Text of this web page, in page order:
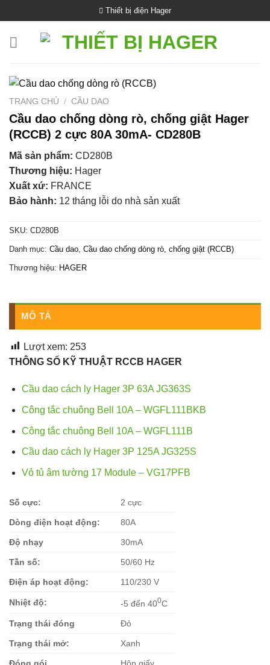
qua
nội
Thiết bị điện Hager
TRANG CHỦ / CẦU DAO
Cầu dao chống dòng rò, chống giật Hager
(RCCB) 2 cực 80A 30mA- CD280B
Mã sản phẩm: CD280B
Thương hiệu: Hager
Xuất xứ: FRANCE
Bảo hành: 12 tháng lỗi do nhà sản xuất
SKU: CD280B
Danh mục: Cầu dao Cầu dao chống dòng rò, chống giật (RCCB)
Thương hiệu: HAGER
MÔ TẢ
Lượt xem: 253
THÔNG SỐ KỸ THUẬT RCCB HAGER
Cầu dao cách ly Hager 3P 63A JG363S
Công tắc chuông Bell 10A – WGFL111BKB
Công tắc chuông Bell 10A – WGFL111B
Cầu dao cách ly Hager 3P 125A JG325S
Vỏ tủ âm tường 17 Module – VG17PFB
Số cực: 2 cực
Dòng điện hoạt động: 80A
Độ nhạy 30mA
Tần số: 50/60 Hz
Điện áp hoạt động: 110/230 V
Nhiệt độ: -5 đến 400C
Trạng thái đóng Đỏ
Trạng thái mở: Xanh
Đóng gói Hộp giấy